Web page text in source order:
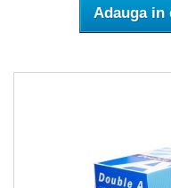
Adauga in